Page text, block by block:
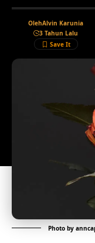
OlehAlvin Karunia
3 Tahun Lalu
Photo by